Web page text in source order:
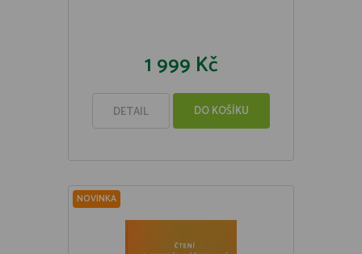
1 999 Kč
DETAIL DO KOŠÍKU
NOVINKA